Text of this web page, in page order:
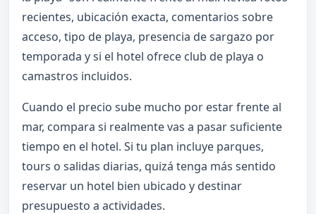
recientes, ubicación exacta, comentarios sobre
acceso, tipo de playa, presencia de sargazo por
temporada y si el hotel ofrece club de playa o
camastros incluidos.
Cuando el precio sube mucho por estar frente al
mar, compara si realmente vas a pasar suficiente
tiempo en el hotel. Si tu plan incluye parques,
tours o salidas diarias, quizá tenga más sentido
reservar un hotel bien ubicado y destinar
presupuesto a actividades.